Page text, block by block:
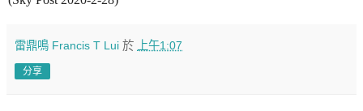
雷鼎鳴 Francis T Lui 於 上午1:07
分享